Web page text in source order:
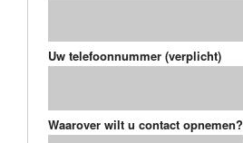
Uw telefoonnummer (verplicht)
Waarover wilt u contact opnemen?